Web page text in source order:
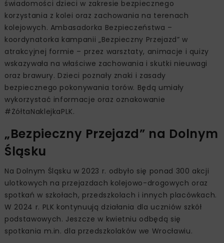
świadomości dzieci w zakresie bezpiecznego
korzystania z kolei oraz zachowania na terenach
kolejowych. Ambasadorka Bezpieczeństwa –
koordynatorka kampanii „Bezpieczny Przejazd” w
atrakcyjnej formie – przez warsztaty, animacje i quizy
wskazywała na właściwe zachowania i skutki nieuwagi
oraz brawury. Dzieci poznały znaki i zasady
bezpiecznego pokonywania torów. Będą umiały
wykorzystać informacje oraz oznakowanie
#ŻółtaNaklejkaPLK.
„Bezpieczny Przejazd” na Dolnym
Śląsku
Na Dolnym Śląsku w 2023 r. odbyło się ponad 300 akcji
ulotkowych na przejazdach kolejowo-drogowych oraz
spotkań w szkołach, przedszkolach i innych placówkach.
W 2024 r. PLK kontynuują działania dla uczniów szkół
podstawowych. Jeszcze w kwietniu odbędą się
spotkania m.in. dla przedszkolaków we Wrocławiu.